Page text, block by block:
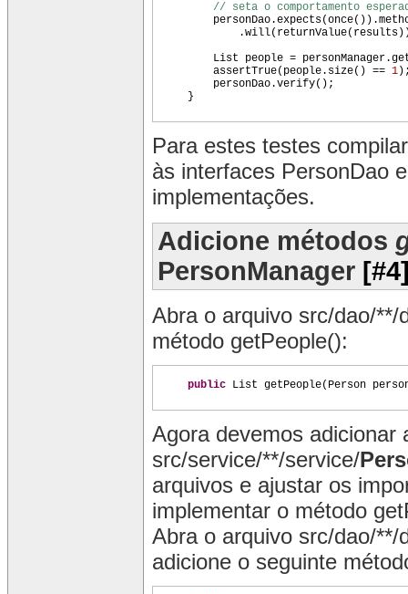
// seta o comportamento
personDao.expects(once())
.will( returnValue( results
List people =
assertTrue( people.size() == 1 )
personDao.verify() ;
}
Para estes testes
às interfaces PersonDao
implementações.
Adicione métodos
PersonManager
Abra o arquivo src/dao/
método getPeople():
public List getPeople( Person
Agora devemos adicionar
src/service/**/service/
arquivos e ajustar os
implementar o método
Abra o arquivo src/dao/**/
adicione o seguinte